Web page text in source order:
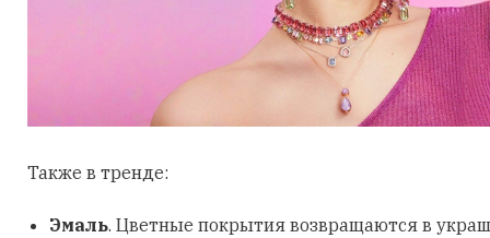
Также в тренде:
Эмаль. Цветные покрытия возвращаются в